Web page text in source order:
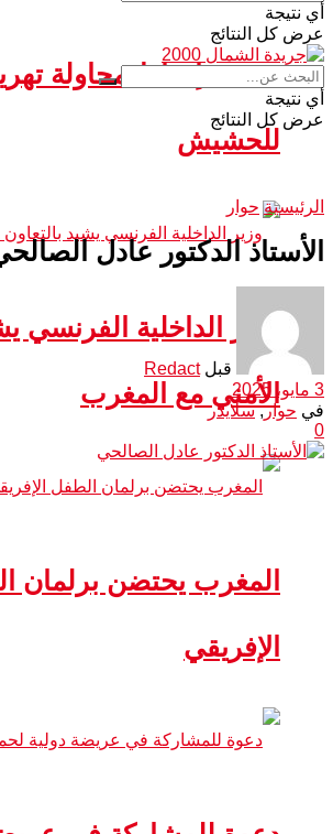
سبتة.. إحباط محاولة
للحشيش
وزير الداخلية الفرنسي
الأمني مع المغرب
المغرب يحتضن برلمان
الإفريقي
أي نتيجة
عرض كل النتائج
أي نتيجة
عرض كل النتائج
الرئيسية حوار
الأستاذ الدكتور عادل
قبل Redact
3 مايو، 2025
في حوار,سلايدر
0